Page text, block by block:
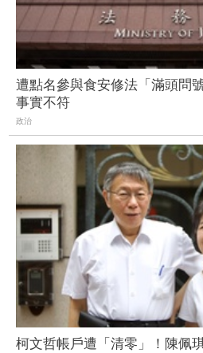
遭點名參與食安修法「滿頭問
事實不符
政治
柯文哲帳戶遭「清零」！陳佩